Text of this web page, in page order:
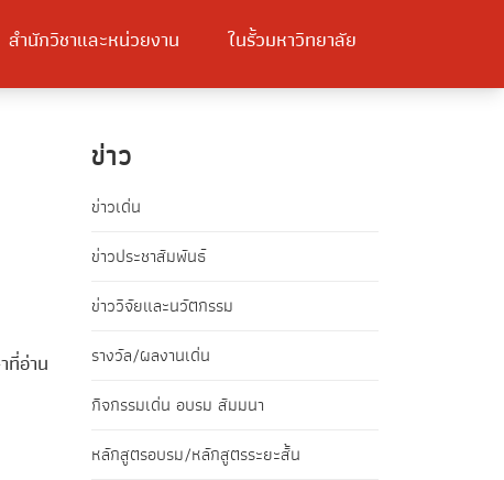
สำนักวิชาและหน่วยงาน ในรั้วมหาวิทยาลัย
ที่อ่าน
ข่าว
ข่าวเด่น
ข่าวประชาสัมพันธ์
ข่าววิจัยและนวัตกรรม
รางวัล/ผลงานเด่น
กิจกรรมเด่น อบรม สัมมนา
หลักสูตรอบรม/หลักสูตรระยะสั้น